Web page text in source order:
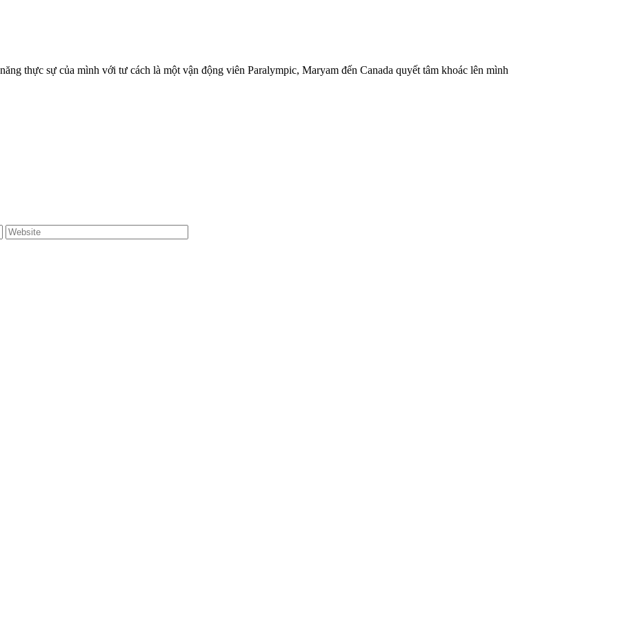
thực sự của mình với tư cách là một vận động viên Paralympic, Maryam đến Canada quyết tâm khoác lên mình